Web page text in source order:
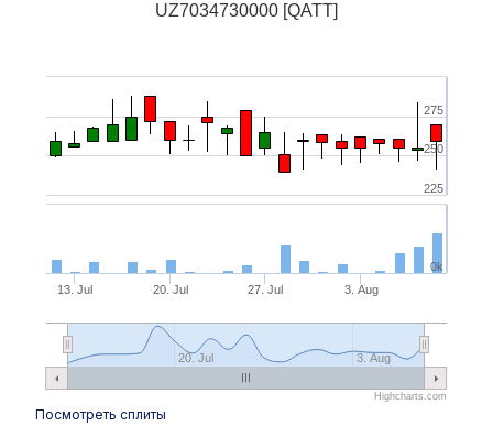
UZ7034730000 [QATT]
13. Jul 20. Jul 27. Jul 3. Aug
20. Jul 3. Aug
225
250
275
0k
Highcharts.com
Посмотреть сплиты